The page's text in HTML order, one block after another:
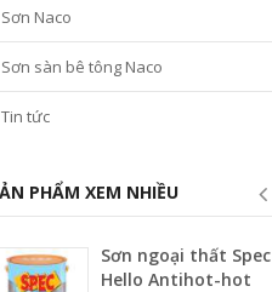
Sơn Naco
Sơn sàn bê tông Naco
Tin tức
PHẨM XEM NHIỀU
Sơn ngoại thất Spec
Hello Antihot-hot